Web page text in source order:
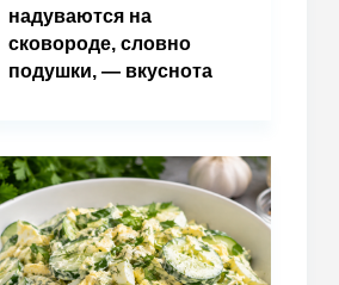
надуваются на
сковороде, словно
подушки, — вкуснота